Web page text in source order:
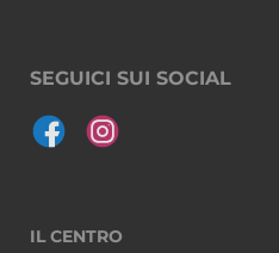
SEGUICI SUI SOCIAL
IL CENTRO